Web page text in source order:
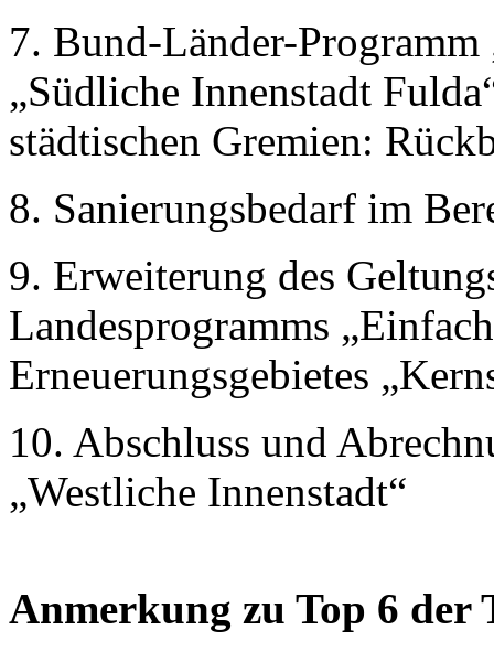
7. Bund-Länder-Programm
„Südliche Innenstadt
städtischen Gremien:
8. Sanierungsbedarf im
9. Erweiterung des
Landesprogramms
Erneuerungsgebietes
10. Abschluss und
„Westliche Innenstadt“
Anmerkung zu Top 6 der